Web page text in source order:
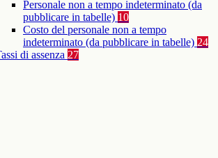
Personale non a tempo indeterminato (da
pubblicare in tabelle) 10
Costo del personale non a tempo
indeterminato (da pubblicare in tabelle) 24
di assenza 27